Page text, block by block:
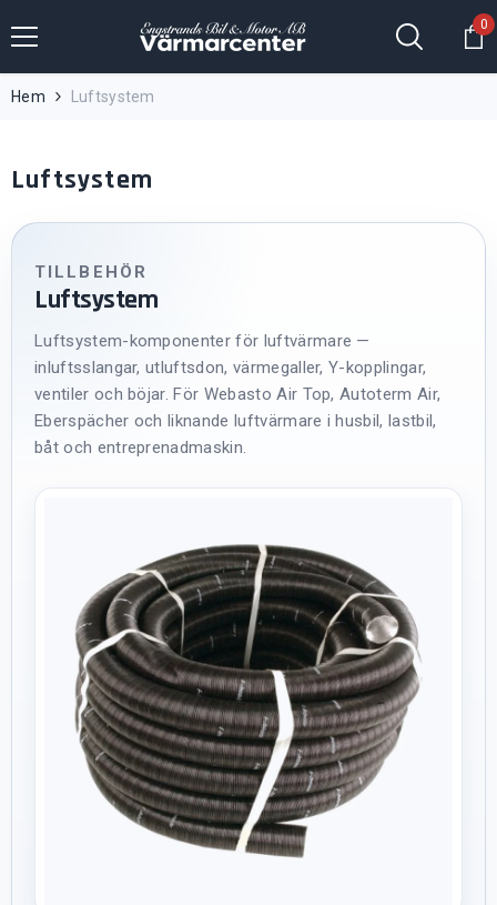
0
0
Hem Luftsystem
Luftsystem
TILLBEHÖR
Luftsystem
Luftsystem-komponenter för luftvärmare —
inluftsslangar, utluftsdon, värmegaller, Y-kopplingar,
ventiler och böjar. För Webasto Air Top, Autoterm Air,
Eberspächer och liknande luftvärmare i husbil, lastbil,
båt och entreprenadmaskin.